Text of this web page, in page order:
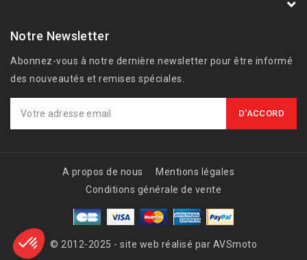
Notre Newsletter
Abonnez-vous à notre dernière newsletter pour être informé
des nouveautés et remises spéciales.
A propos de nous
Mentions légales
Conditions générale de vente
© 2012-2025 - site web réalisé par AVSmoto